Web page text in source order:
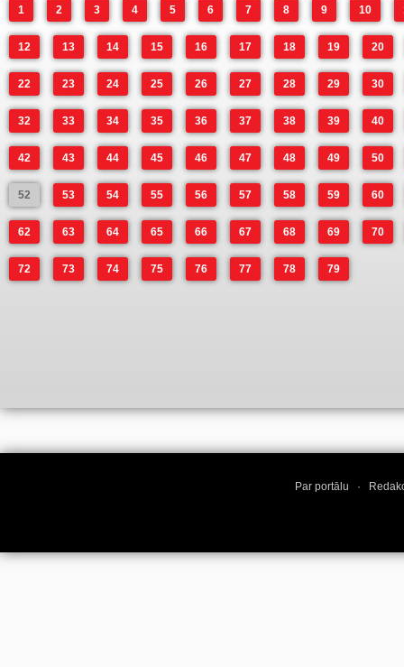
1 2 3 4 5 6 7 8 9 10
12 13 14 15 16 17 18 19 20
22 23 24 25 26 27 28 29 30
32 33 34 35 36 37 38 39 40
42 43 44 45 46 47 48 49 50
52 53 54 55 56 57 58 59 60
62 63 64 65 66 67 68 69 70
72 73 74 75 76 77 78 79
Par portālu ·